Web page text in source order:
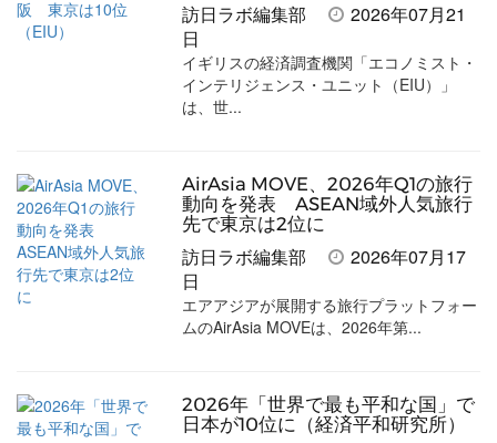
訪日ラボ編集部
2026年07月21
日
イギリスの経済調査機関「エコノミスト・
インテリジェンス・ユニット（EIU）」
は、世...
AirAsia MOVE、2026年Q1の旅行
動向を発表 ASEAN域外人気旅行
先で東京は2位に
訪日ラボ編集部
2026年07月17
日
エアアジアが展開する旅行プラットフォー
ムのAirAsia MOVEは、2026年第...
2026年「世界で最も平和な国」で
日本が10位に（経済平和研究所）